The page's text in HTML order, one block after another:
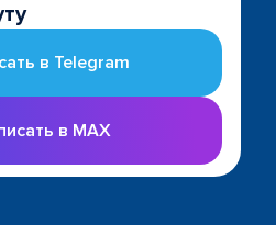
в Telegram
в MAX